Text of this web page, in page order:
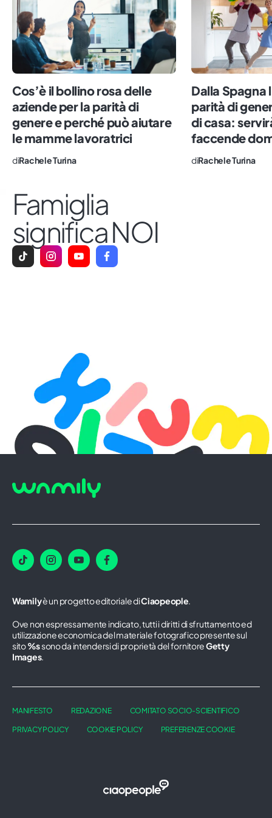
Cos’è il bollino rosa delle
aziende per la parità di
genere e perché può aiutare
le mamme lavoratrici
diRachele Turina
Dalla Spagna
parità di
di casa:
faccende
diRachele Turina
Famiglia
significa NOI
Wamilyè un progetto editoriale diCiaopeople.
Ove non espressamente indicato, tutti i diritti di sfruttamento ed
utilizzazione economica del materiale fotografico presente sul
sito%ssono da intendersi di proprietà del fornitoreGetty
Images.
MANIFESTO REDAZIONE COMITATO SOCIO-SCIENTIFICO
PRIVACY POLICY COOKIE POLICY PREFERENZE COOKIE